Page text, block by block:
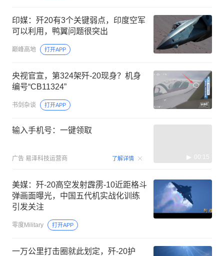
印媒：歼20有3个关键弱点，印度空军
可以利用，鸭翼问题很突出
巅峰高地 打开APP
央视官宣，第324架歼-20现身？机身
编号“CB11324”
书剑杂谈 打开APP
输入手机号：一键领取
广告 易泽科技运营商 了解详情 00:15
美媒：歼-20高空发射霹雳-10近距格斗
弹画面曝光，中国五代机实战化训练
引发关注
零度Military 打开APP
一万公里打击圈就此划定，歼-20护